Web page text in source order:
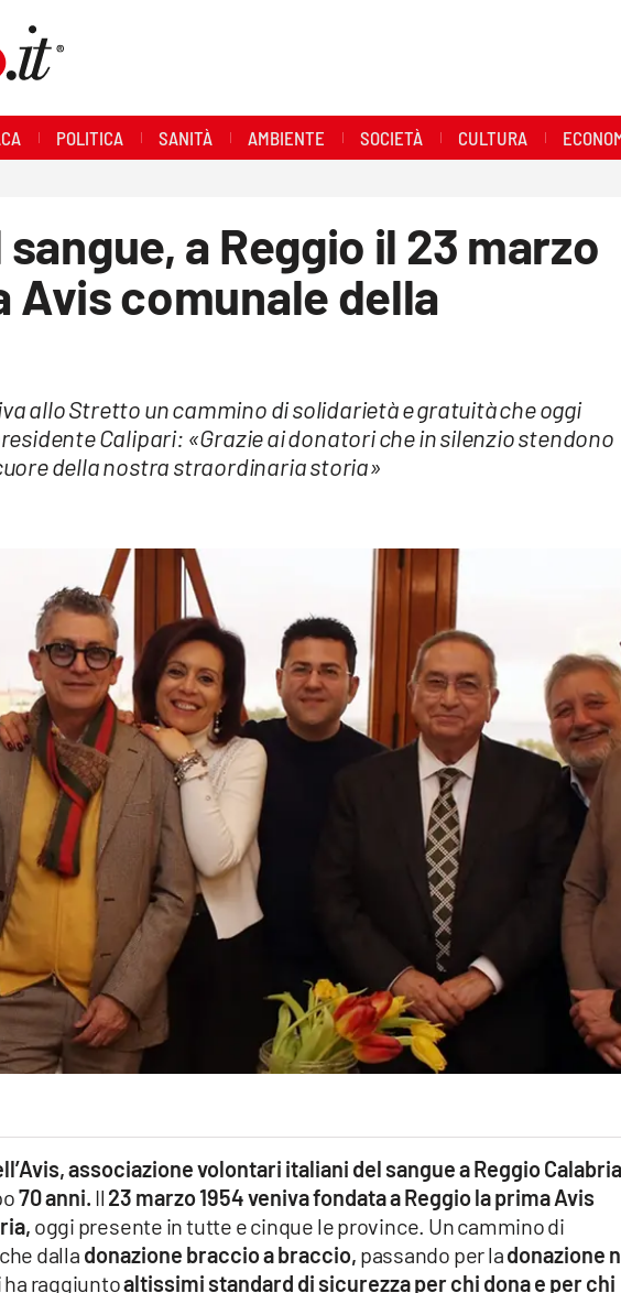
POLITICA SANITÀ AMBIENTE SOCIETÀ CULTURA
a Reggio il 23 marzo
Avis comunale della
allo Stretto un cammino di solidarietà e gratuità che oggi
Calipari: «Grazie ai donatori che in silenzio stendono
della nostra straordinaria storia»
associazione volontari italiani del sangue a Reggio Calabria
70 anni. Il 23 marzo 1954 veniva fondata a Reggio la prima Avis
oggi presente in tutte e cinque le province. Un cammino di
che dalla donazione braccio a braccio, passando per ladonazione
ha raggiuntoaltissimi standard di sicurezza per chi dona e per chi